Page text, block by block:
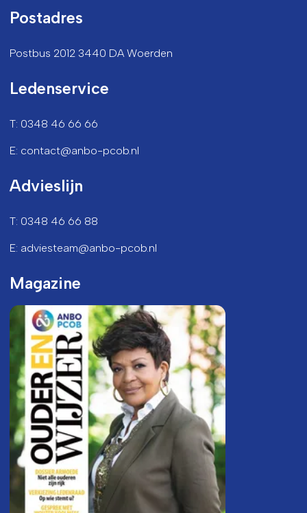
Postadres
Postbus 2012 3440 DA Woerden
Ledenservice
T: 0348 46 66 66
E: contact@anbo-pcob.nl
Advieslijn
T: 0348 46 66 88
E: adviesteam@anbo-pcob.nl
Magazine